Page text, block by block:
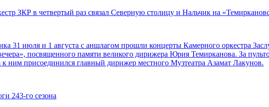
ЗКР в четвертый раз связал Северную столицу и Нальчик на
31 июля и 1 августа с аншлагом прошли концерты Камерного оркестра
посвященного памяти великого дирижера Юрия Темирканова. За
ним присоединился главный дирижер местного Музтеатра Азамат Лакунов.
243-го сезона